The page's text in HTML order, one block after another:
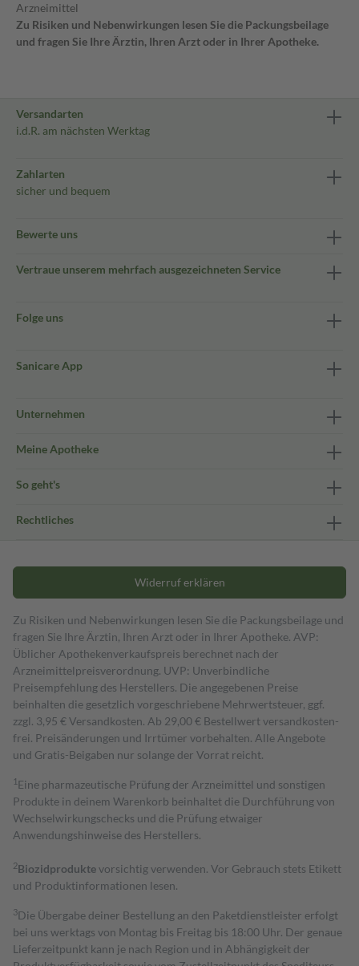
Arzneimittel
Zu Risiken und Nebenwirkungen lesen Sie die Packungsbeilage
und fragen Sie Ihre Ärztin, Ihren Arzt oder in Ihrer Apotheke.
Versandarten
i.d.R. am nächsten Werktag
Zahlarten
sicher und bequem
Bewerte uns
Vertraue unserem mehrfach ausgezeichneten Service
Folge uns
Sanicare App
Unternehmen
Meine Apotheke
So geht's
Rechtliches
Widerruf erklären
Zu Risiken und Nebenwirkungen lesen Sie die Packungsbeilage und
fragen Sie Ihre Ärztin, Ihren Arzt oder in Ihrer Apotheke. AVP:
Üblicher Apothekenverkaufspreis berechnet nach der
Arzneimittelpreisverordnung. UVP: Unverbindliche
Preisempfehlung des Herstellers. Die angegebenen Preise
beinhalten die gesetzlich vorgeschriebene Mehrwertsteuer, ggf.
zzgl. 3,95 € Versandkosten. Ab 29,00 € Bestell­wert versand­kosten­
frei. Preisänderungen und Irrtümer vorbehalten. Alle Angebote
und Gratis-Beigaben nur solange der Vorrat reicht.
1 Eine pharmazeutische Prüfung der Arzneimittel und sonstigen
Produkte in deinem Warenkorb beinhaltet die Durchführung von
Wechselwirkungschecks und die Prüfung etwaiger
Anwendungshinweise des Herstellers.
2Biozidproduktevorsichtig verwenden. Vor Gebrauch stets Etikett
und Produktinformationen lesen.
3Die Übergabe deiner Bestellung an den Paketdienstleister erfolgt
bei uns werktags von Montag bis Freitag bis 18:00 Uhr. Der genaue
Lieferzeitpunkt kann je nach Region und in Abhängigkeit der